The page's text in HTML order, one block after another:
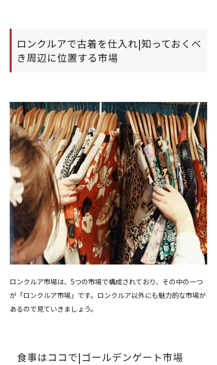
ロンクルアで古着を仕入れ|知っておくべ
き周辺に位置する市場
ロンクルア市場は、5つの市場で構成されており、その中の一つ
が「ロンクルア市場」です。ロンクルア以外にも魅力的な市場が
あるので見ていきましょう。
食事はココで|ゴールデンゲート市場